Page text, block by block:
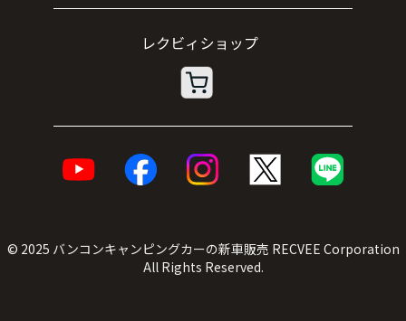
© 2025 バンコンキャンピングカーの新車販売 RECVEE Corporation
All Rights Reserved.